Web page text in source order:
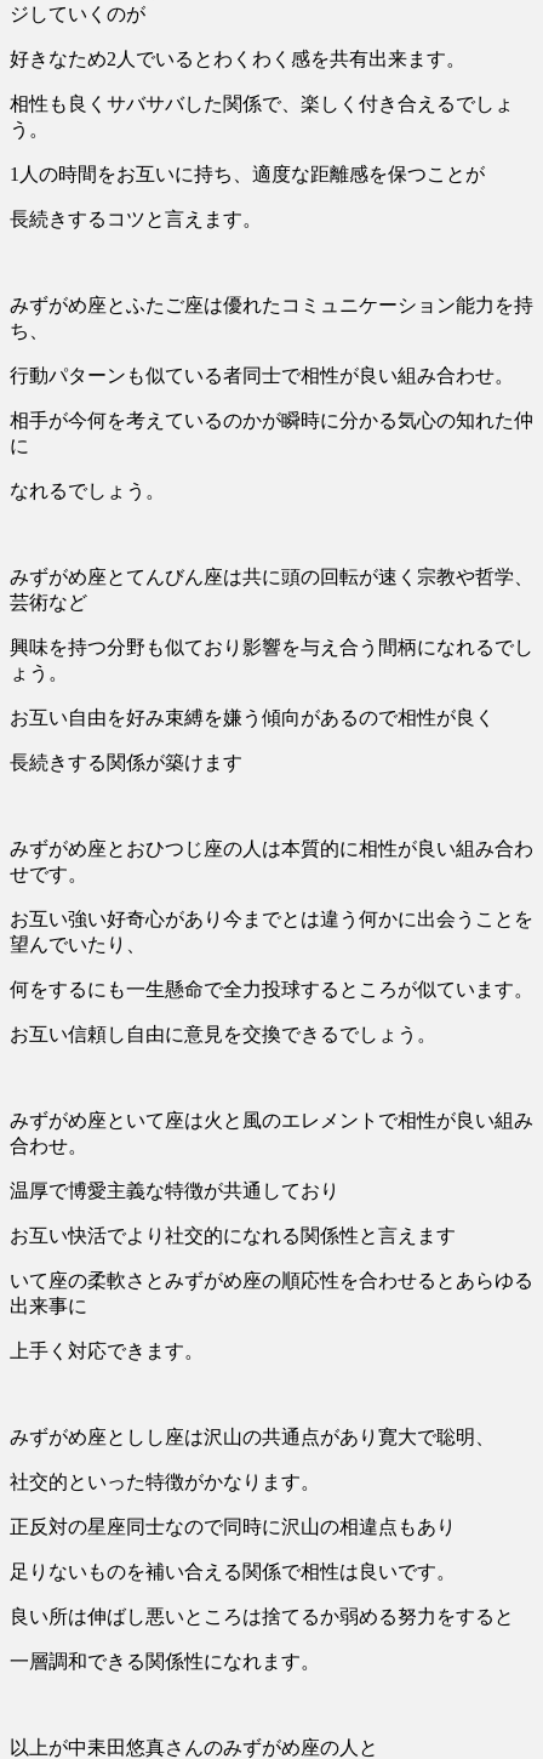
ジしていくのが
好きなため2人でいるとわくわく感を共有出来ます。
相性も良くサバサバした関係で、楽しく付き合えるでしょ
う。
1人の時間をお互いに持ち、適度な距離感を保つことが
長続きするコツと言えます。
みずがめ座とふたご座は優れたコミュニケーション能力を持
ち、
行動パターンも似ている者同士で相性が良い組み合わせ。
相手が今何を考えているのかが瞬時に分かる気心の知れた仲
に
なれるでしょう。
みずがめ座とてんびん座は共に頭の回転が速く宗教や哲学、
芸術など
興味を持つ分野も似ており影響を与え合う間柄になれるでし
ょう。
お互い自由を好み束縛を嫌う傾向があるので相性が良く
長続きする関係が築けます
みずがめ座とおひつじ座の人は本質的に相性が良い組み合わ
せです。
お互い強い好奇心があり今までとは違う何かに出会うことを
望んでいたり、
何をするにも一生懸命で全力投球するところが似ています。
お互い信頼し自由に意見を交換できるでしょう。
みずがめ座といて座は火と風のエレメントで相性が良い組み
合わせ。
温厚で博愛主義な特徴が共通しており
お互い快活でより社交的になれる関係性と言えます
いて座の柔軟さとみずがめ座の順応性を合わせるとあらゆる
出来事に
上手く対応できます。
みずがめ座としし座は沢山の共通点があり寛大で聡明、
社交的といった特徴がかなります。
正反対の星座同士なので同時に沢山の相違点もあり
足りないものを補い合える関係で相性は良いです。
良い所は伸ばし悪いところは捨てるか弱める努力をすると
一層調和できる関係性になれます。
以上が中耒田悠真さんのみずがめ座の人と